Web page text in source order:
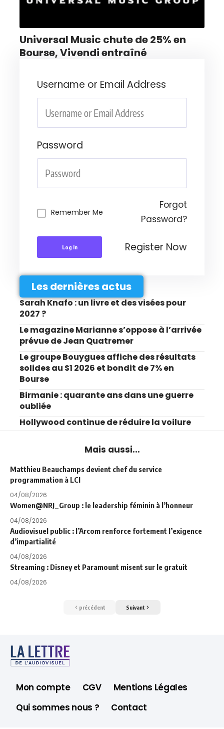
Universal Music chute de 25% en
Bourse, Vivendi entraîné
Username or Email Address
Password
Remember Me
Forgot
Password?
Log In Register Now
Les dernières actus
Sarah Knafo : un livre et des visées pour
2027 ?
Le magazine Marianne s’oppose à l’arrivée
prévue de Jean Quatremer
Le groupe Bouygues affiche des résultats
solides au S1 2026 et bondit de 7% en
Bourse
Birmanie : quarante ans dans une guerre
oubliée
Hollywood continue de réduire la voilure
Mais aussi...
Matthieu Beauchamps devient chef du service
programmation à LCI
04/08/2026
Women@NRJ_Group : le leadership féminin à l’honneur
04/08/2026
Audiovisuel public : l’Arcom renforce fortement l’exigence
d’impartialité
04/08/2026
Streaming : Disney et Paramount misent sur le gratuit
04/08/2026
précédent Suivant
Mon compte CGV
Mentions Légales
Qui sommes nous ?
Contact